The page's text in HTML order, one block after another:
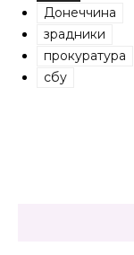
Донеччина
зрадники
прокуратура
сбу